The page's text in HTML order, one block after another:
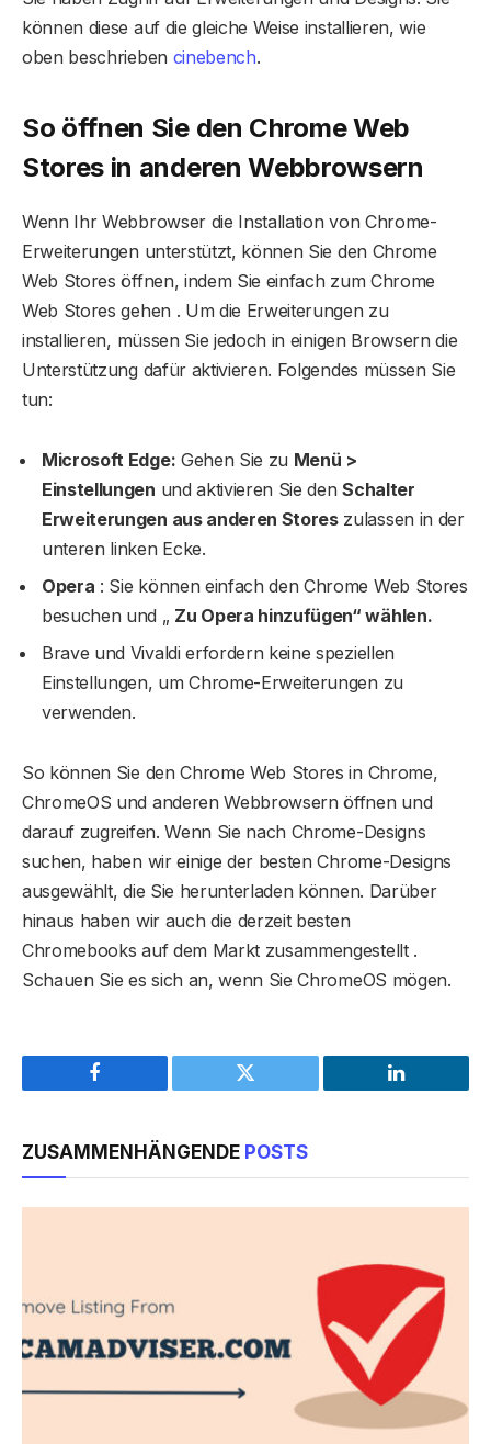
können diese auf die gleiche Weise installieren, wie
oben beschrieben cinebench.
So öffnen Sie den Chrome Web
Stores in anderen Webbrowsern
Wenn Ihr Webbrowser die Installation von Chrome-
Erweiterungen unterstützt, können Sie den Chrome
Web Stores öffnen, indem Sie einfach zum Chrome
Web Stores gehen . Um die Erweiterungen zu
installieren, müssen Sie jedoch in einigen Browsern die
Unterstützung dafür aktivieren. Folgendes müssen Sie
tun:
Microsoft Edge: Gehen Sie zu Menü >
Einstellungen und aktivieren Sie denSchalter
Erweiterungen aus anderen Storeszulassen in der
unteren linken Ecke.
Opera : Sie können einfach den Chrome Web Stores
besuchen und „ Zu Opera hinzufügen“ wählen.
Brave und Vivaldi erfordern keine speziellen
Einstellungen, um Chrome-Erweiterungen zu
verwenden.
So können Sie den Chrome Web Stores in Chrome,
ChromeOS und anderen Webbrowsern öffnen und
darauf zugreifen. Wenn Sie nach Chrome-Designs
suchen, haben wir einige der besten Chrome-Designs
ausgewählt, die Sie herunterladen können. Darüber
hinaus haben wir auch die derzeit besten
Chromebooks auf dem Markt zusammengestellt .
Schauen Sie es sich an, wenn Sie ChromeOS mögen.
Facebook Twitter LinkedIn
ZUSAMMENHÄNGENDE POSTS